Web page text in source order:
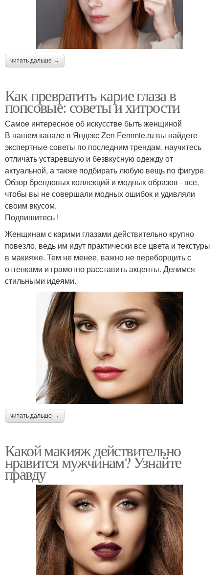
читать дальше →
Как превратить карие глаза в
попсовые: советы и хитрости
Самое интересное об искусстве быть женщиной
В нашем канале в Яндекс Zen Femmie.ru вы найдете
экспертные советы по последним трендам, научитесь
отличать устаревшую и безвкусную одежду от
актуальной, а также подбирать любую вещь по фигуре.
Обзор брендовых коллекций и модных образов - все,
чтобы вы не совершали модных ошибок и удивляли
своим вкусом.
Подпишитесь !
Женщинам с карими глазами действительно крупно
повезло, ведь им идут практически все цвета и текстуры
в макияже. Тем не менее, важно не переборщить с
оттенками и грамотно расставить акценты. Делимся
стильными идеями.
читать дальше →
Какой макияж действительно
нравится мужчинам? Узнайте
правду